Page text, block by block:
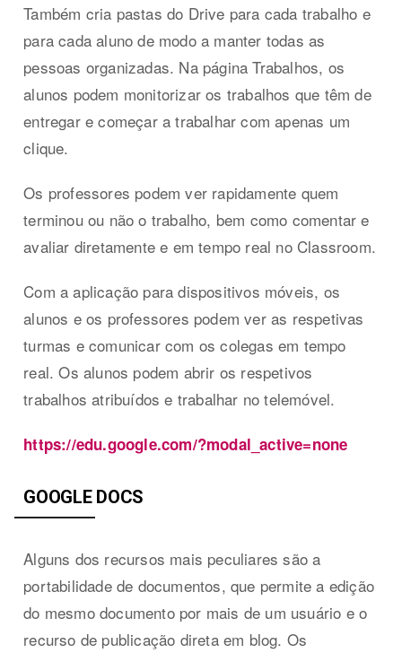
Também cria pastas do Drive para cada trabalho e
para cada aluno de modo a manter todas as
pessoas organizadas. Na página Trabalhos, os
alunos podem monitorizar os trabalhos que têm de
entregar e começar a trabalhar com apenas um
clique.
Os professores podem ver rapidamente quem
terminou ou não o trabalho, bem como comentar e
avaliar diretamente e em tempo real no Classroom.
Com a aplicação para dispositivos móveis, os
alunos e os professores podem ver as respetivas
turmas e comunicar com os colegas em tempo
real. Os alunos podem abrir os respetivos
trabalhos atribuídos e trabalhar no telemóvel.
https://edu.google.com/?modal_active=none
GOOGLE DOCS
Alguns dos recursos mais peculiares são a
portabilidade de documentos, que permite a edição
do mesmo documento por mais de um usuário e o
recurso de publicação direta em blog. Os